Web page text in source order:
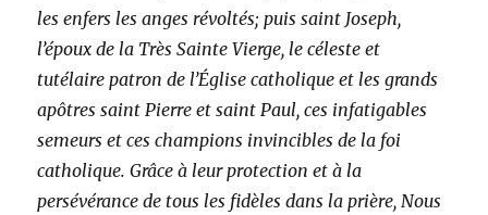
les enfers les anges révoltés; puis saint Joseph,
l’époux de la Très Sainte Vierge, le céleste et
tutélaire patron de l’Église catholique et les grands
apôtres saint Pierre et saint Paul, ces infatigables
semeurs et ces champions invincibles de la foi
catholique. Grâce à leur protection et à la
persévérance de tous les fidèles dans la prière, Nous